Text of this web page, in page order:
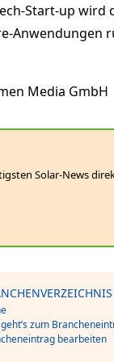
Start-up wird
Anwendungen
Media GmbH
Solar-News
zum
bearbeiten